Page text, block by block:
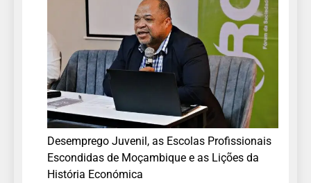
Desemprego Juvenil, as Escolas Profissionais
Escondidas de Moçambique e as Lições da
História Económica